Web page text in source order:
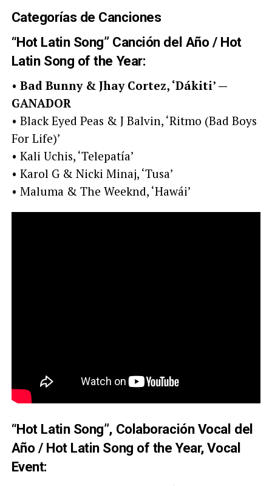
Categorías de Canciones
“Hot Latin Song” Canción del Año / Hot
Latin Song of the Year:
• Bad Bunny & Jhay Cortez, ‘Dákiti’ —
GANADOR
• Black Eyed Peas & J Balvin, ‘Ritmo (Bad Boys
For Life)’
• Kali Uchis, ‘Telepatía’
• Karol G & Nicki Minaj, ‘Tusa’
• Maluma & The Weeknd, ‘Hawái’
“Hot Latin Song”, Colaboración Vocal del
Año / Hot Latin Song of the Year, Vocal
Event: